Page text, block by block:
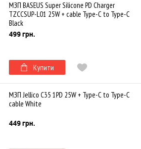
МЗП BASEUS Super Silicone PD Charger
TZCCSUP-L01 25W + cable Type-C to Type-C
Black
499 грн.
Купити
МЗП Jellico C35 1PD 25W + Type-C to Type-C
cable White
449 грн.